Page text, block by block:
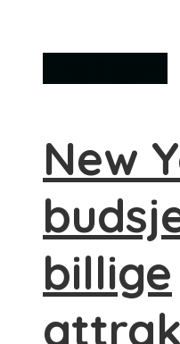
New
billige